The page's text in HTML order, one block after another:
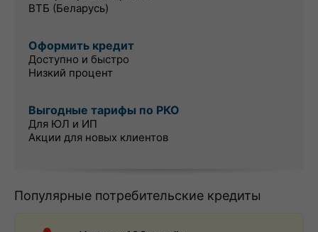
ВТБ (Беларусь)
Оформить кредит
Доступно и быстро
Низкий процент
Выгодные тарифы по РКО
Для ЮЛ и ИП
Акции для новых клиентов
Популярные потребительские кредиты